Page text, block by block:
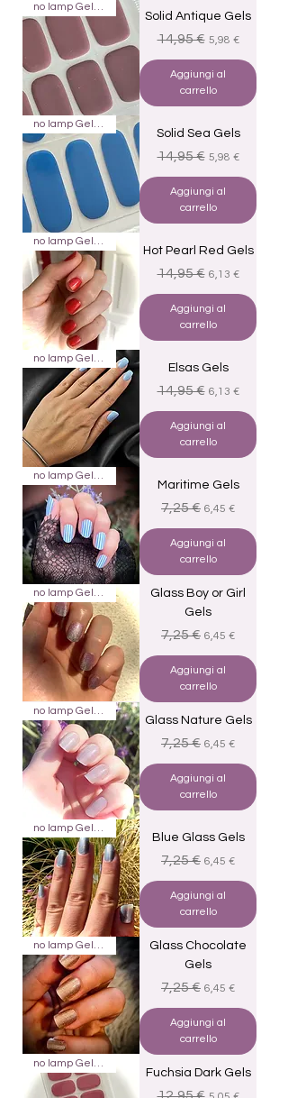
no lamp Gels 22
Solid Antique Gels
Prezzo regolare
14,95 € Prezzo scontato
5,98 €
Aggiungi al
carrello
no lamp Gels 22
Solid Sea Gels
Prezzo regolare
14,95 € Prezzo scontato
5,98 €
Aggiungi al
carrello
no lamp Gels 22
Hot Pearl Red Gels
Prezzo regolare
14,95 € Prezzo scontato
6,13 €
Aggiungi al
carrello
no lamp Gels 22
Elsas Gels
Prezzo regolare
14,95 € Prezzo scontato
6,13 €
Aggiungi al
carrello
no lamp Gels 20
Maritime Gels
Prezzo regolare
7,25 € Prezzo scontato
6,45 €
Aggiungi al
carrello
no lamp Gels 20
Glass Boy or Girl
Gels
Prezzo regolare
7,25 € Prezzo scontato
6,45 €
Aggiungi al
carrello
no lamp Gels 20
Glass Nature Gels
Prezzo regolare
7,25 € Prezzo scontato
6,45 €
Aggiungi al
carrello
no lamp Gels 20
Blue Glass Gels
Prezzo regolare
7,25 € Prezzo scontato
6,45 €
Aggiungi al
carrello
no lamp Gels 20
Glass Chocolate
Gels
Prezzo regolare
7,25 € Prezzo scontato
6,45 €
Aggiungi al
carrello
no lamp Gels 16
Fuchsia Dark Gels
Prezzo regolarePrezzo scontato